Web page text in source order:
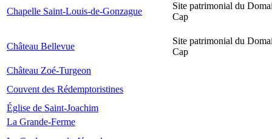
Chapelle Saint-Louis-de-Gonzague
Site patrimonial du
Cap
Château Bellevue
Site patrimonial du
Cap
Château Zoé-Turgeon
Couvent des Rédemptoristines
Église de Saint-Joachim
La Grande-Ferme